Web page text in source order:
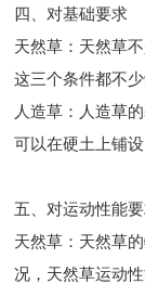
四、对基础要求
天然草：天然草
这三个条件都不少
人造草：人造草
可以在硬土上铺
五、对运动性能
天然草：天然草
况，天然草运动